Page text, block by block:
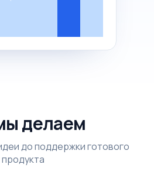
делаем
до поддержки готового
продукта